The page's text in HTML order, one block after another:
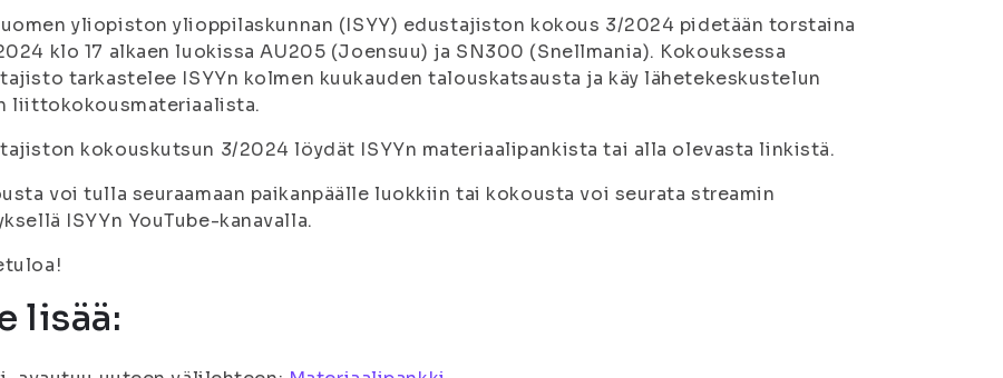
yliopiston ylioppilaskunnan (ISYY) edustajiston kokous 3/2024 pidetään torstaina
klo 17 alkaen luokissa AU205 (Joensuu) ja SN300 (Snellmania). Kokouksessa
tarkastelee ISYYn kolmen kuukauden talouskatsausta ja käy lähetekeskustelun
liittokokousmateriaalista.
kokouskutsun 3/2024 löydät ISYYn materiaalipankista tai alla olevasta linkistä.
voi tulla seuraamaan paikanpäälle luokkiin tai kokousta voi seurata streamin
ISYYn YouTube-kanavalla.
lisää: